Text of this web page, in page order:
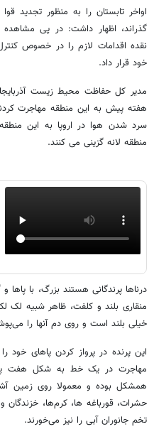
اواخر تابستان را به منظور تجدید
گذراند، اظهار داشت: در پی
نقده اقدامات لازم را در خصوص
خود قرار داد.
مدیر کل حفاظت محیط زیست
هفته پیش به این منطقه مهاجرت
سرد شدن هوا در اروپا به این
منطقه لانه گزینی می کنند.
درناها پرندگانی هستند بزرگ، با پاها
منقاری بلند و کلفت، ظاهر شبیه لک‌
خیلی بلند است و روی دم آنها را
این پرنده در پرواز کردن پاهای خود
مهاجرت در یک خط به شکل هفت
همشکل بوده و معمولا روی زمین
حشرات، قورباغه ‌ها، کرم‌ها،
تخم جانوران آبی را نیز می‌خورند.